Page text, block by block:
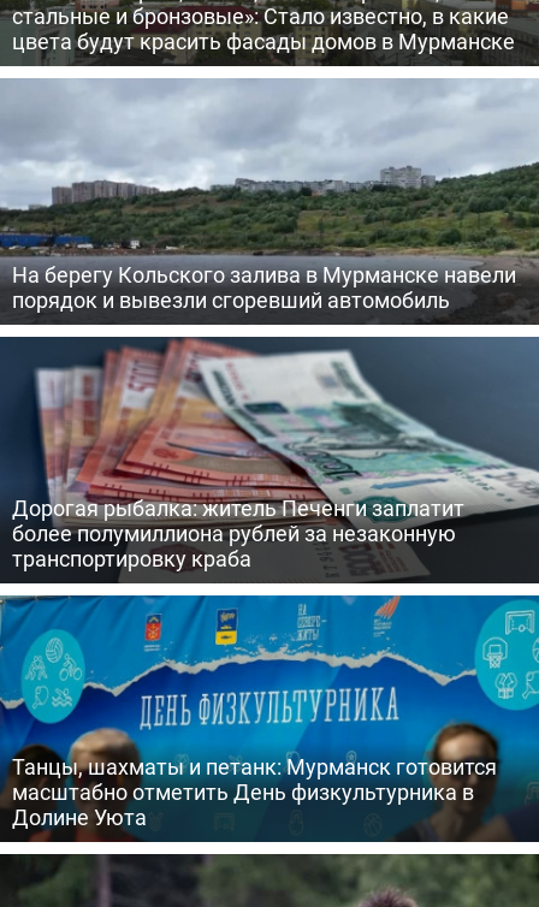
стальные и бронзовые»: Стало известно, в какие
цвета будут красить фасады домов в Мурманске
На берегу Кольского залива в Мурманске навели
порядок и вывезли сгоревший автомобиль
Дорогая рыбалка: житель Печенги заплатит
более полумиллиона рублей за незаконную
транспортировку краба
Танцы, шахматы и петанк: Мурманск готовится
масштабно отметить День физкультурника в
Долине Уюта